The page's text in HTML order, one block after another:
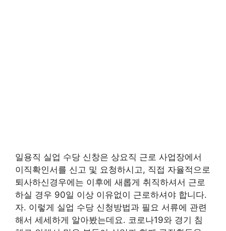
일용직 실업 수당 신창은 상요직 근로 사업장에서
이직확인서를 신고 및 요청하시고, 직접 자율적으로
퇴사하신경우에는 이후에 새롭게 취직하셔서 근로
하실 경우 90일 이상 이유없이 근로하셔야 합니다.
자. 이렇게 실업 수당 신청방법과 필요 서류에 관련
해서 세세하게 알아봤는데요. 코로나19와 경기 침